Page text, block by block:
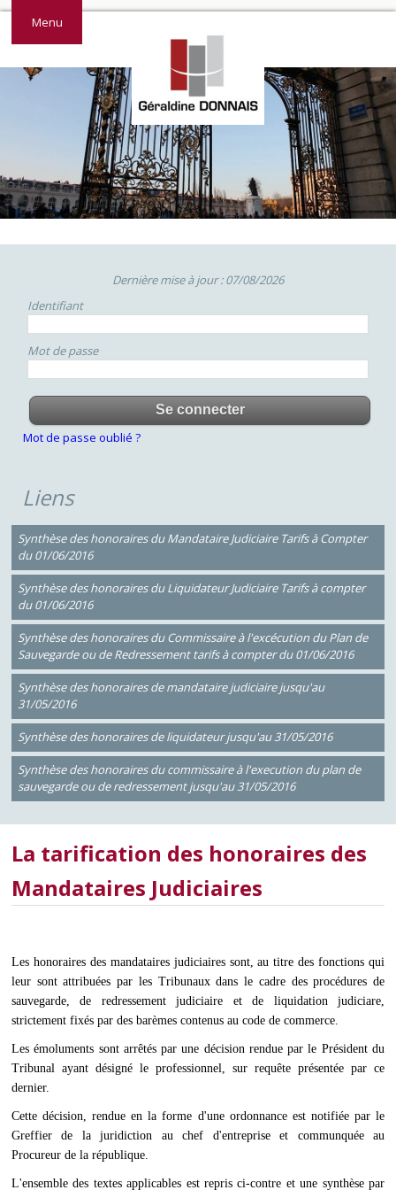
Menu
Dernière mise à jour : 07/08/2026
Identifiant
Mot de passe
Mot de passe oublié ?
Liens
Synthèse des honoraires du Mandataire Judiciaire Tarifs à Compter
du 01/06/2016
Synthèse des honoraires du Liquidateur Judiciaire Tarifs à compter
du 01/06/2016
Synthèse des honoraires du Commissaire à l'excécution du Plan de
Sauvegarde ou de Redressement tarifs à compter du 01/06/2016
Synthèse des honoraires de mandataire judiciaire jusqu'au
31/05/2016
Synthèse des honoraires de liquidateur jusqu'au 31/05/2016
Synthèse des honoraires du commissaire à l'execution du plan de
sauvegarde ou de redressement jusqu'au 31/05/2016
La tarification des honoraires des
Mandataires Judiciaires
Les honoraires des mandataires judiciaires sont, au titre des fonctions qui
leur sont attribuées par les Tribunaux dans le cadre des procédures de
sauvegarde, de redressement judiciaire et de liquidation judiciare,
strictement fixés par des barèmes contenus au code de commerce.
Les émoluments sont arrêtés par une décision rendue par le Président du
Tribunal ayant désigné le professionnel, sur requête présentée par ce
dernier.
Cette décision, rendue en la forme d'une ordonnance est notifiée par le
Greffier de la juridiction au chef d'entreprise et communquée au
Procureur de la république.
L'ensemble des textes applicables est repris ci-contre et une synthèse par